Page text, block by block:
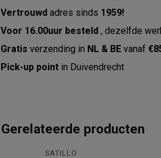
Vertrouwd adres sinds 1959!
Voor 16.00uur besteld, dezelfde
Gratis verzending in NL & BE vanaf
Pick-up point in Duivendrecht
Gerelateerde producten
SATILLO